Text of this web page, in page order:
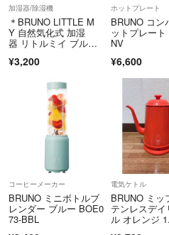
加湿器/除湿機
＊BRUNO LITTLE M
Y 自然気化式 加湿
器 リトルミイ ブルー
¥3,200
ホットプレート
BRUNO コン
ットプレー
NV
¥6,600
コーヒーメーカー
BRUNO ミニボトルブ
レンダー ブルー BOE0
73-BBL
電気ケトル
BRUNO ミッ
テンレスデイ
ル オレンジ